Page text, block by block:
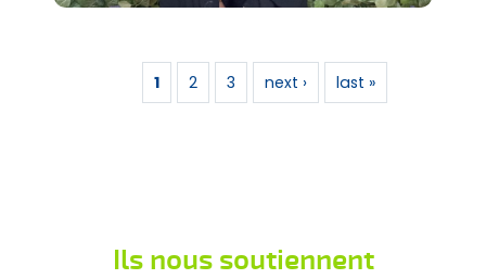
En savoir plus
1 2 3 next › last »
Ils nous soutiennent